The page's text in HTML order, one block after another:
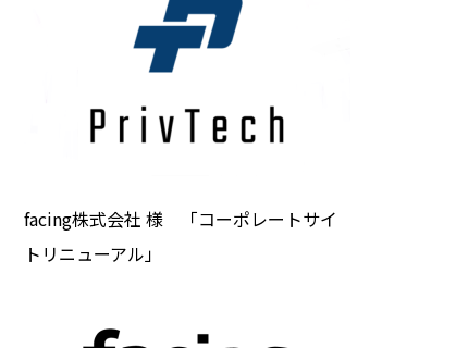
facing株式会社 様 「コーポレートサイ
トリニューアル」